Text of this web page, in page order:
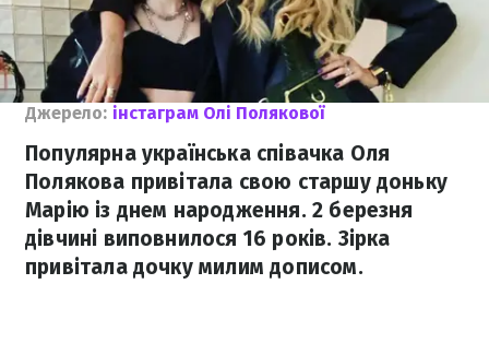
Джерело: інстаграм Олі Полякової
Популярна українська співачка Оля
Полякова привітала свою старшу доньку
Марію із днем народження. 2 березня
дівчині виповнилося 16 років. Зірка
привітала дочку милим дописом.